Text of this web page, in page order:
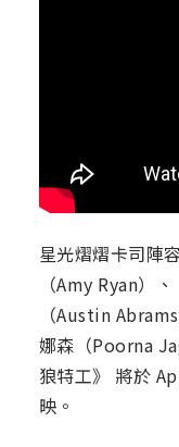
星光熠熠卡司陣
（Amy Ryan）
（Austin
娜森（Poorna
狼特工》 將於
映。